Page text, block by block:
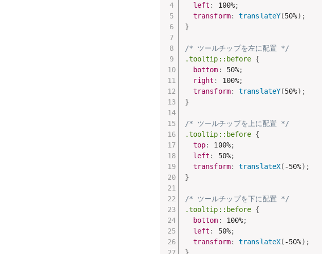
left : 100%;
transform: translateY(50%) ;
}
/* ツールチップを左に配置 */
.tooltip::before {
bottom : 50%;
right : 100%;
transform: translateY(50%) ;
}
/* ツールチップを上に配置 */
.tooltip::before {
top: 100%;
left : 50%;
transform: translateX( -50%) ;
}
/* ツールチップを下に配置 */
.tooltip::before {
bottom : 100%;
left : 50%;
transform: translateX( -50%) ;